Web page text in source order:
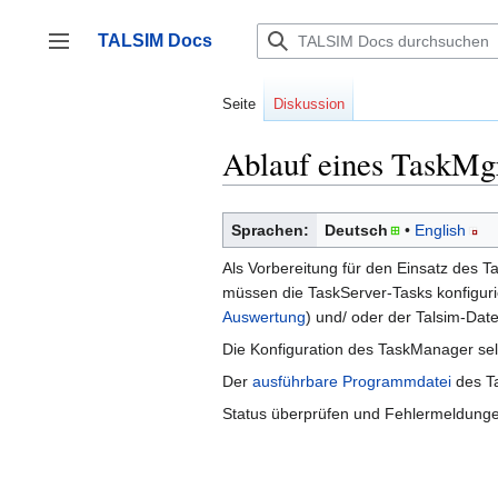
springen
Seitenleiste umschalten
TALSIM Docs
Seite Diskussion
Ablauf eines
Sprachen: Deutsch English
Als Vorbereitung für den Einsatz des
müssen die TaskServer-Tasks
Auswertung) und/ oder der Talsim-
Die Konfiguration des TaskManager
Der ausführbare Programmdatei des
Status überprüfen und